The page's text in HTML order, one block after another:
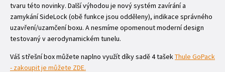
tvaru této novinky. Další výhodou je nový systém zavírání a
zamykání SideLock (obě funkce jsou odděleny), indikace správného
uzavření/uzamčení boxu. A nesmíme opomenout moderní design
testovaný v aerodynamickém tunelu.
Váš střešní box můžete naplno využít díky sadě 4 tašekThule GoPack
- zakoupit je můžete ZDE.